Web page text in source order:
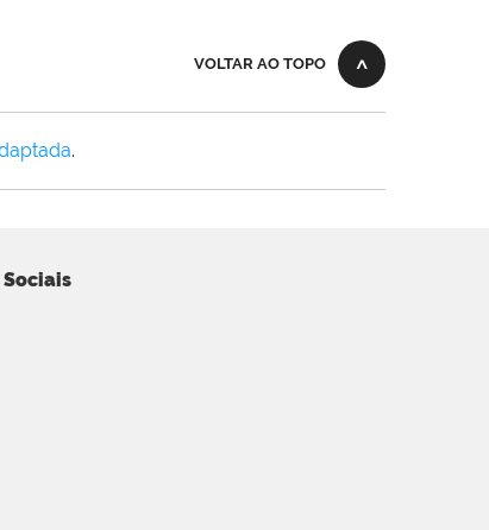
VOLTAR AO TOPO
.
Sociais